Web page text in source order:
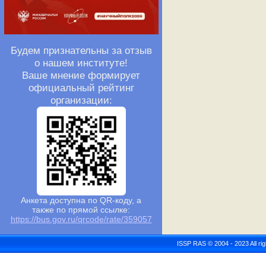
Будем признательны за отзыв
о нашем институте!
Ваше мнение формирует
официальный рейтинг
организации:
Анкета доступна по QR-коду, а
также по прямой ссылке:
https://bus.gov.ru/qrcode/rate/359057
ISSP RAS © 2004 - 2023 All